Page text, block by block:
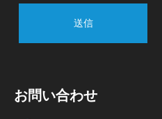
送信
お問い合わせ